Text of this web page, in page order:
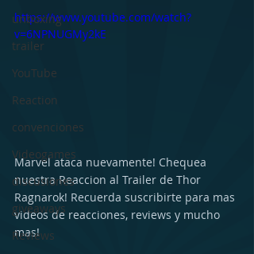
unboxing
trailer
YouTube
Reaction
convenciones
Videogames
discusiones
giveaways
Reviews
https://www.youtube.com/watch?
v=6NPNUGMy2kE
Marvel ataca nuevamente! Chequea
nuestra Reaccion al Trailer de Thor
Ragnarok! Recuerda suscribirte para mas
videos de reacciones, reviews y mucho
mas!